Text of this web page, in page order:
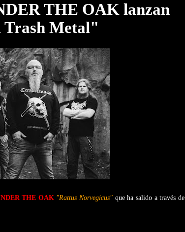
THE OAK lanzan
Trash Metal"
THE OAK "Rattus Norvegicus" que ha salido a través de